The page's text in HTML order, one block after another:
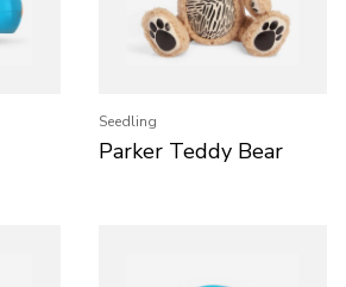
Seedling
Parker Teddy Bear